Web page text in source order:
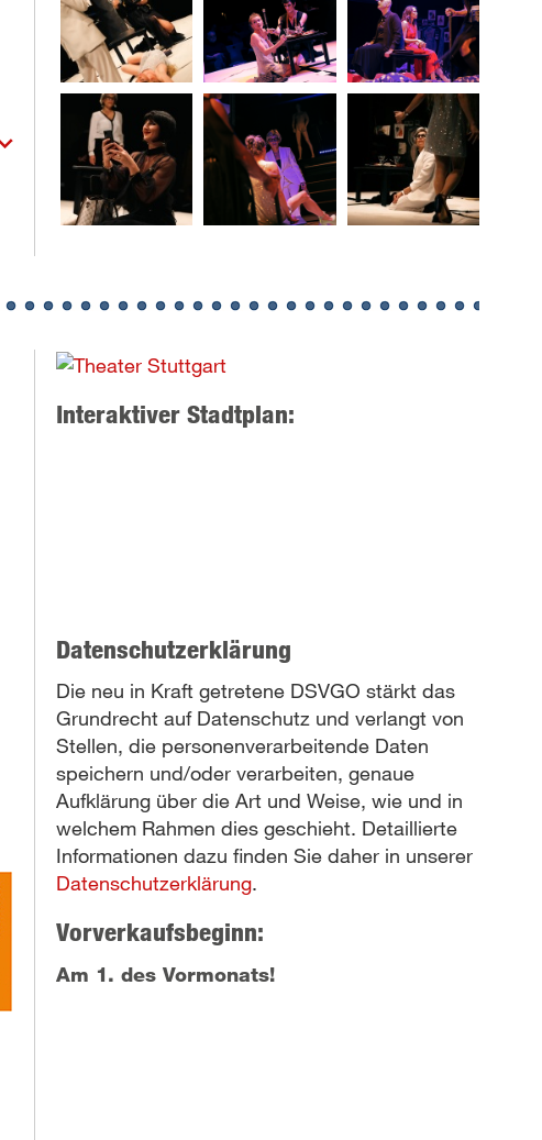
Interaktiver Stadtplan:
Datenschutzerklärung
Die neu in Kraft getretene DSVGO stärkt das
Grundrecht auf Datenschutz und verlangt von
Stellen, die personenverarbeitende Daten
speichern und/oder verarbeiten, genaue
Aufklärung über die Art und Weise, wie und in
welchem Rahmen dies geschieht. Detaillierte
Informationen dazu finden Sie daher in unserer
Datenschutzerklärung.
Vorverkaufsbeginn:
Am 1. des Vormonats!